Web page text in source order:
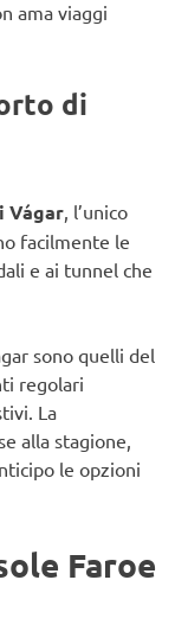
ama viaggi
di
Vágar, l’unico
facilmente le
e ai tunnel che
sono quelli del
regolari
La
alla stagione,
le opzioni
Faroe